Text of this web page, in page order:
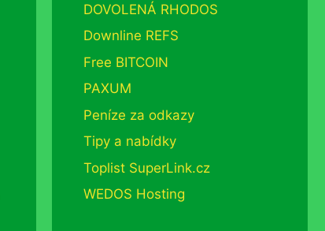
DOVOLENÁ RHODOS
Downline REFS
Free BITCOIN
PAXUM
Peníze za odkazy
Tipy a nabídky
Toplist SuperLink.cz
WEDOS Hosting